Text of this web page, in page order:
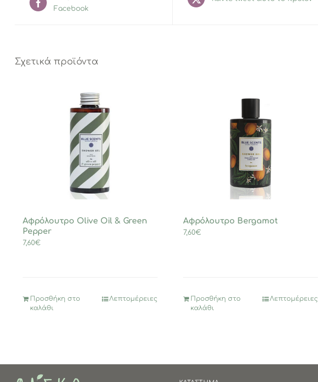
Facebook
Σχετικά προϊόντα
Αφρόλουτρο Olive Oil & Green
Pepper
7,60€
Προσθήκη στο
καλάθι
Λεπτομέρειες
Αφρόλουτρο Bergamot
7,60€
Προσθήκη στο
καλάθι
Λεπτομέρειες